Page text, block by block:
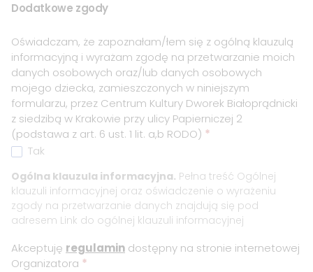
Dodatkowe zgody
Oświadczam, że zapoznałam/łem się z ogólną klauzulą
informacyjną i wyrażam zgodę na przetwarzanie moich
danych osobowych oraz/lub danych osobowych
mojego dziecka, zamieszczonych w niniejszym
formularzu, przez Centrum Kultury Dworek Białoprądnicki
z siedzibą w Krakowie przy ulicy Papierniczej 2
(podstawa z art. 6 ust. 1 lit. a,b RODO) *
Tak
Ogólna klauzula informacyjna. Pełna treść Ogólnej
klauzuli informacyjnej oraz oświadczenie o wyrażeniu
zgody na przetwarzanie danych znajdują się pod
adresem Link do ogólnej klauzuli informacyjnej
Akceptuję regulamin dostępny na stronie internetowej
Organizatora *